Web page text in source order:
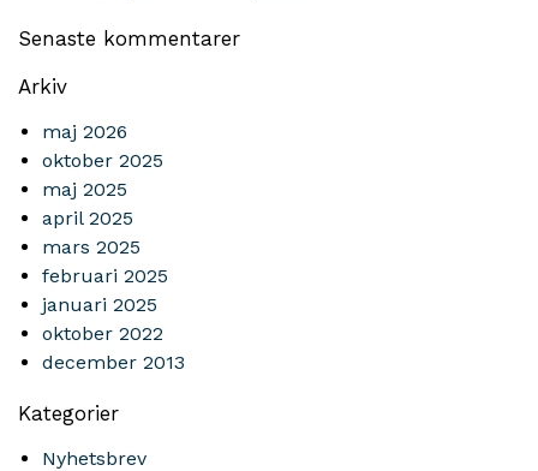
Senaste kommentarer
Arkiv
maj 2026
oktober 2025
maj 2025
april 2025
mars 2025
februari 2025
januari 2025
oktober 2022
december 2013
Kategorier
Nyhetsbrev